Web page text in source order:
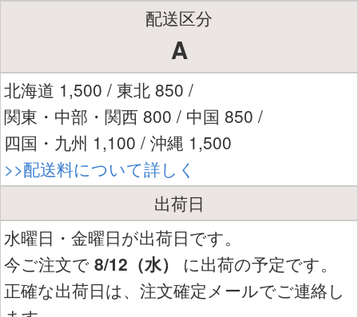
配送区分
A
北海道 1,500 / 東北 850 /
関東・中部・関西 800 / 中国 850 /
四国・九州 1,100 / 沖縄 1,500
>>配送料について詳しく
出荷日
水曜日・金曜日が出荷日です。
今ご注文で 8/12（水）
に出荷の予定です。
正確な出荷日は、注文確定メールでご連絡し